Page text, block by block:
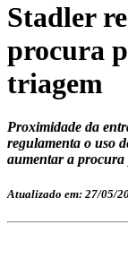
Stadler
procura
triagem
Proximidade da
regulamenta o uso
aumentar a procura
Atualizado em: 27/05/